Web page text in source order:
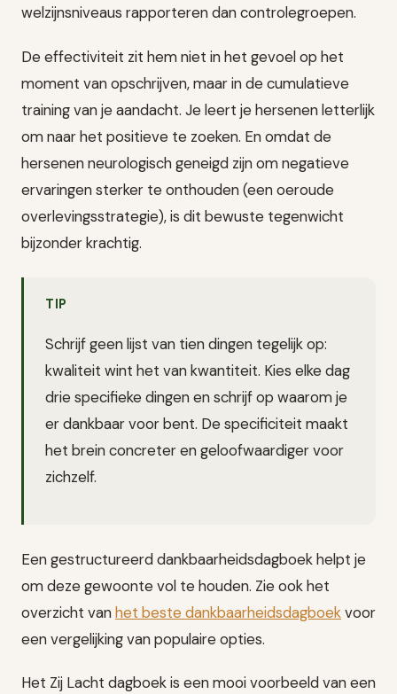
welzijnsniveaus rapporteren dan controlegroepen.
De effectiviteit zit hem niet in het gevoel op het
moment van opschrijven, maar in de cumulatieve
training van je aandacht. Je leert je hersenen letterlijk
om naar het positieve te zoeken. En omdat de
hersenen neurologisch geneigd zijn om negatieve
ervaringen sterker te onthouden (een oeroude
overlevingsstrategie), is dit bewuste tegenwicht
bijzonder krachtig.
TIP
Schrijf geen lijst van tien dingen tegelijk op:
kwaliteit wint het van kwantiteit. Kies elke dag
drie specifieke dingen en schrijf op waarom je
er dankbaar voor bent. De specificiteit maakt
het brein concreter en geloofwaardiger voor
zichzelf.
Een gestructureerd dankbaarheidsdagboek helpt je
om deze gewoonte vol te houden. Zie ook het
overzicht vanhet beste dankbaarheidsdagboekvoor
een vergelijking van populaire opties.
Het Zij Lacht dagboek is een mooi voorbeeld van een